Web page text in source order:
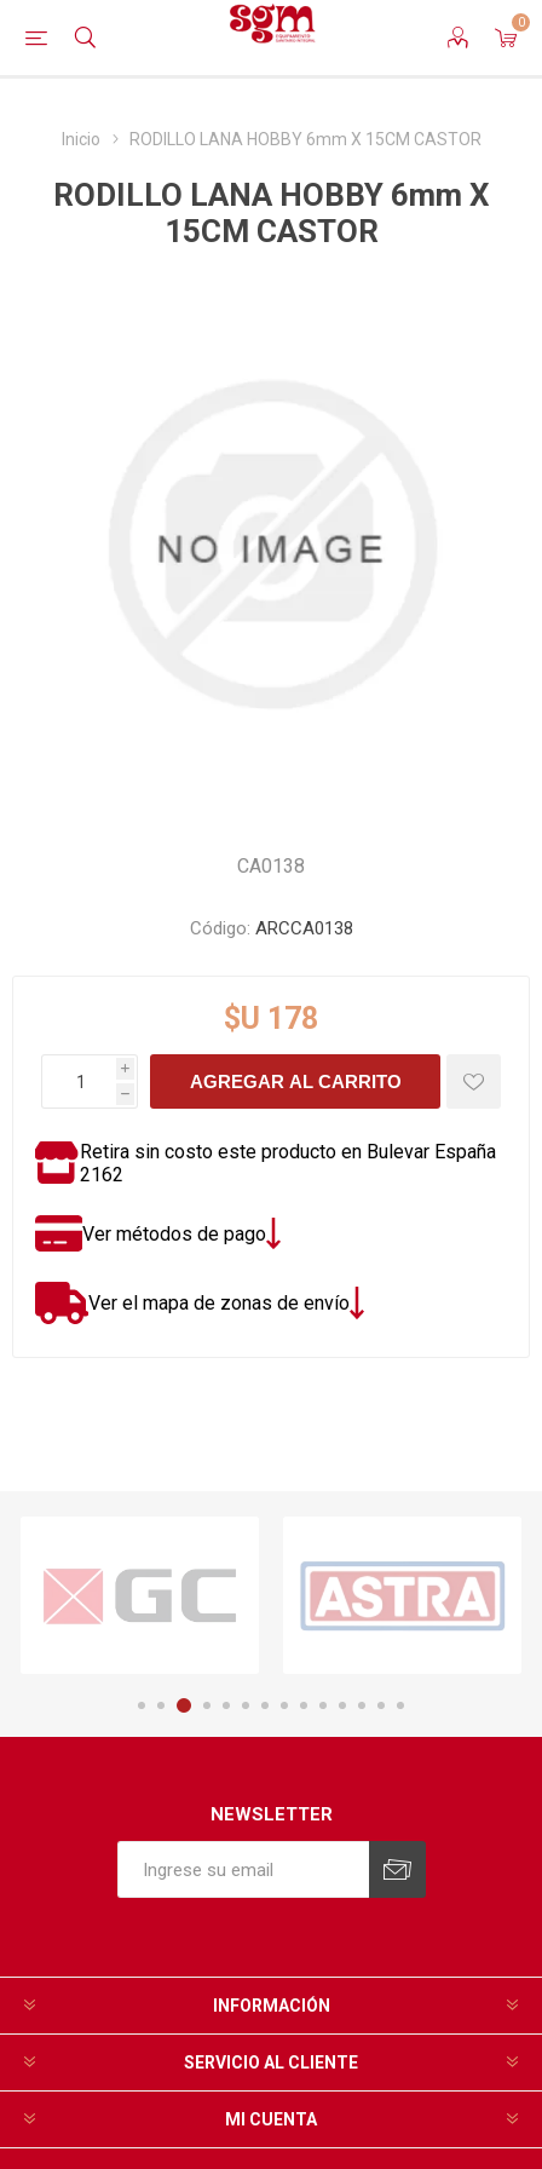
0
Inicio RODILLO LANA HOBBY 6mm X 15CM CASTOR
RODILLO LANA HOBBY 6mm X
15CM CASTOR
CA0138
Código: ARCCA0138
$U 178
i
h
AGREGAR AL CARRITO
Retira sin costo este producto en Bulevar España
2162
Ver métodos de pago
Ver el mapa de zonas de envío
NEWSLETTER
INFORMACIÓN
SERVICIO AL CLIENTE
MI CUENTA